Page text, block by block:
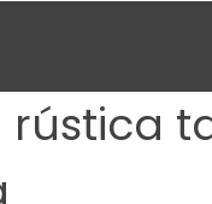
rústica